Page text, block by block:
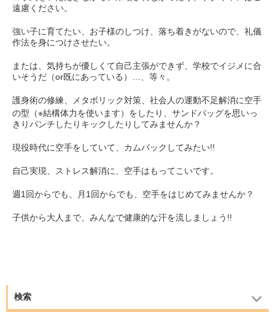
遠慮ください。
強い子に育てたい、お子様のしつけ、落ち着きがないので、礼儀
作法を身につけさせたい。
または、気持ちが優しくて自己主張ができず、学校でイジメに合
いそうだ（or既にあっている）…、等々。
護身術の修練、メタボリック対策、社会人の運動不足解消に空手
の型（※結構体力を使います）をしたり、サンドバッグを思いっ
きりパンチしたりキックしたりしてみませんか？
現役時代に空手をしていて、カムバックしてみたい!!
自己実現、ストレス解消に、空手はもってこいです。
週1回からでも、月1回からでも、空手をはじめてみませんか？
子供から大人まで、みんなで健康的な汗を流しましょう!!
検索